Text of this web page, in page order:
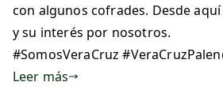
con algunos cofrades. Desde
y su interés por nosotros.
#SomosVeraCruz
Leer más